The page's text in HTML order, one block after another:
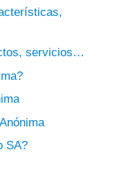
servicios…
SA?